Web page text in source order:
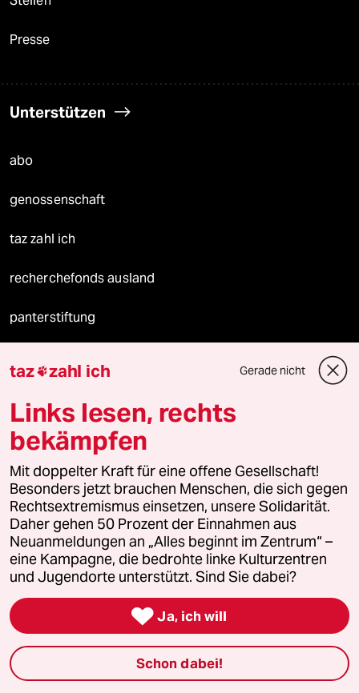
Presse
Unterstützen
abo
genossenschaft
taz zahl ich
recherchefonds ausland
panterstiftung
Podcast
bundestalk
fernverbindung
klima update°
Mauerecho
Freie Rede
reingehen
taz zahl ich Gerade nicht
Links lesen, rechts
bekämpfen
Mit doppelter Kraft für eine offene Gesellschaft!
Besonders jetzt brauchen Menschen, die sich gegen
Rechtsextremismus einsetzen, unsere Solidarität.
Daher gehen 50 Prozent der Einnahmen aus
Neuanmeldungen an „Alles beginnt im Zentrum“ –
eine Kampagne, die bedrohte linke Kulturzentren
und Jugendorte unterstützt. Sind Sie dabei?
 Ja, ich will
Schon dabei!